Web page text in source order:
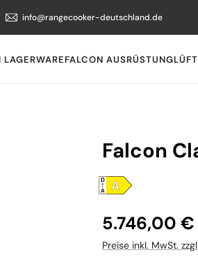
info@rangecooker-deutschland.de
LAGERWAREFALCON AUSRÜSTUNG
Falcon
Regulärer Preis:
5.746,00 €
Preise inkl. MwSt.